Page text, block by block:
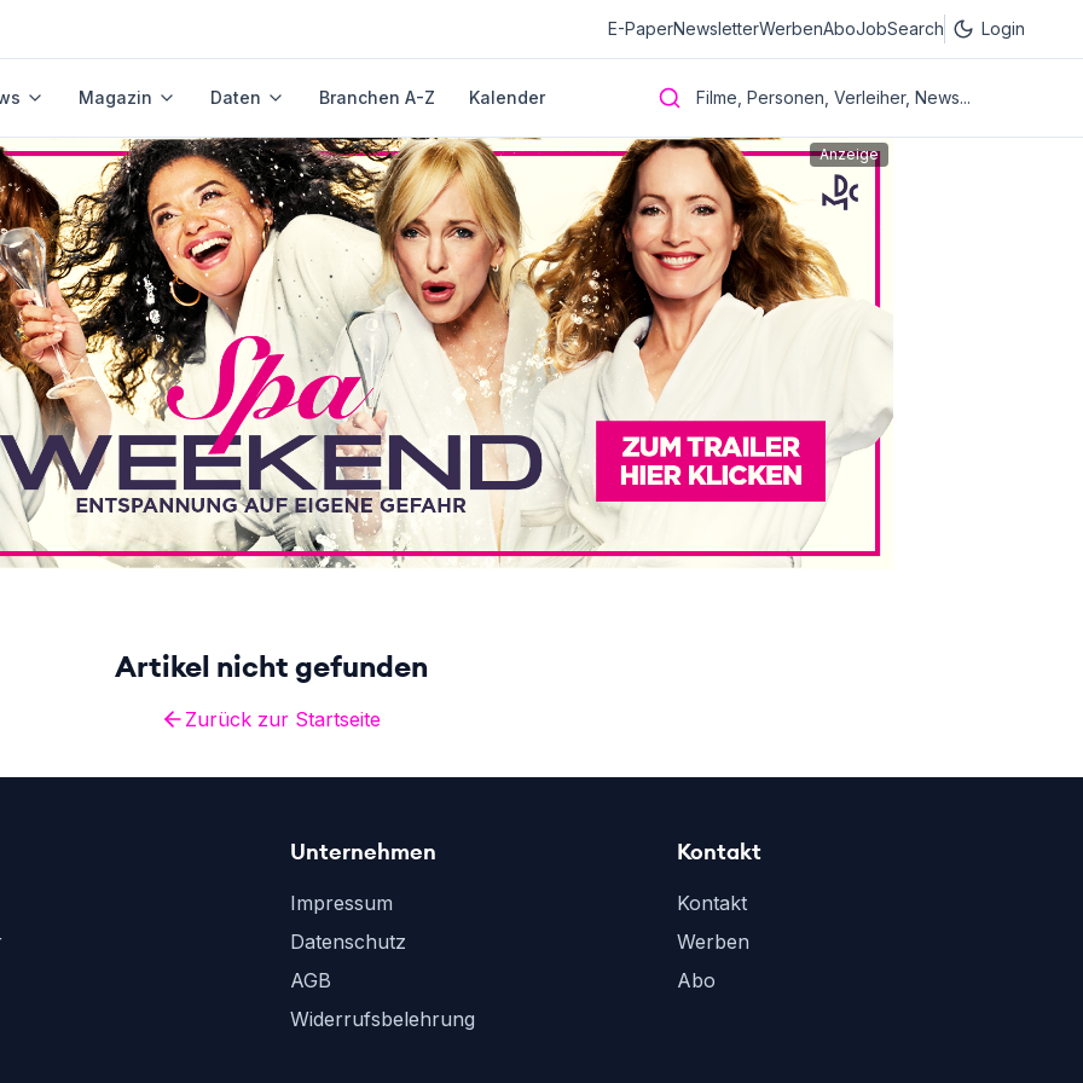
E-PaperNewsletterWerbenAboJobSearch Login
Magazin Daten Branchen A-Z Kalender Filme, Personen, Verleiher, News...
Anzeige
Artikel nicht gefunden
Zurück zur Startseite
Unternehmen
Impressum
Datenschutz
AGB
Widerrufsbelehrung
Kontakt
Kontakt
Werben
Abo